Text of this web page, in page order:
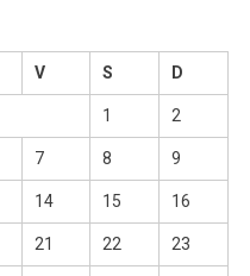
V S D
1 2
7 8 9
14 15 16
21 22 23